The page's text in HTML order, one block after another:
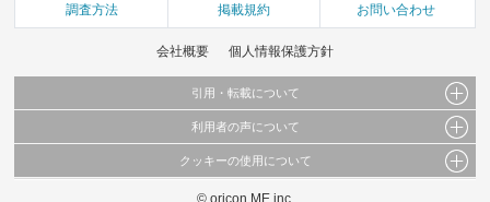
調査方法 掲載規約 お問い合わせ
会社概要 個人情報保護方針
引用・転載について
当サイトで公開されている情報（文字、写真、イラスト、画像データ等）及びこれらの配
これらの情報を権利者の許可なく無断転載・複製などの二次利用を行うことは固く禁じて
利用者の声について
当サイトに掲載している内容はすべてサービスの利用者が提出された見解・感想です。
クッキーの使用について
このサイトでは Cookie を使用して、ユーザーに合わせたコンテンツや広告の表示、ソー
© oricon ME inc.